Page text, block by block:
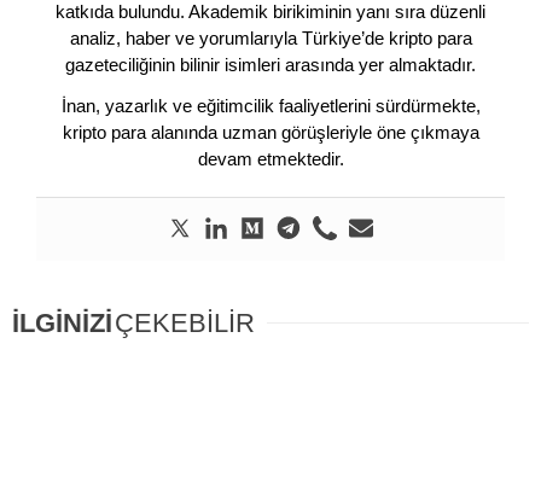
katkıda bulundu. Akademik birikiminin yanı sıra düzenli
analiz, haber ve yorumlarıyla Türkiye’de kripto para
gazeteciliğinin bilinir isimleri arasında yer almaktadır.
İnan, yazarlık ve eğitimcilik faaliyetlerini sürdürmekte,
kripto para alanında uzman görüşleriyle öne çıkmaya
devam etmektedir.
İLGİNİZİÇEKEBİLİR